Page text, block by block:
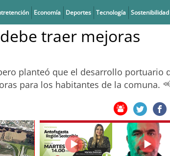
Economía Deportes Tecnología Sostenibilidad
traer mejoras
planteó que el desarrollo portuario
para los habitantes de la comuna.